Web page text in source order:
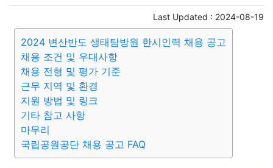
Last Updated : 2024-08-19
2024 변산반도 생태탐방원 한시인력 채용 공고
채용 조건 및 우대사항
채용 전형 및 평가 기준
근무 지역 및 환경
지원 방법 및 링크
기타 참고 사항
마무리
국립공원공단 채용 공고 FAQ